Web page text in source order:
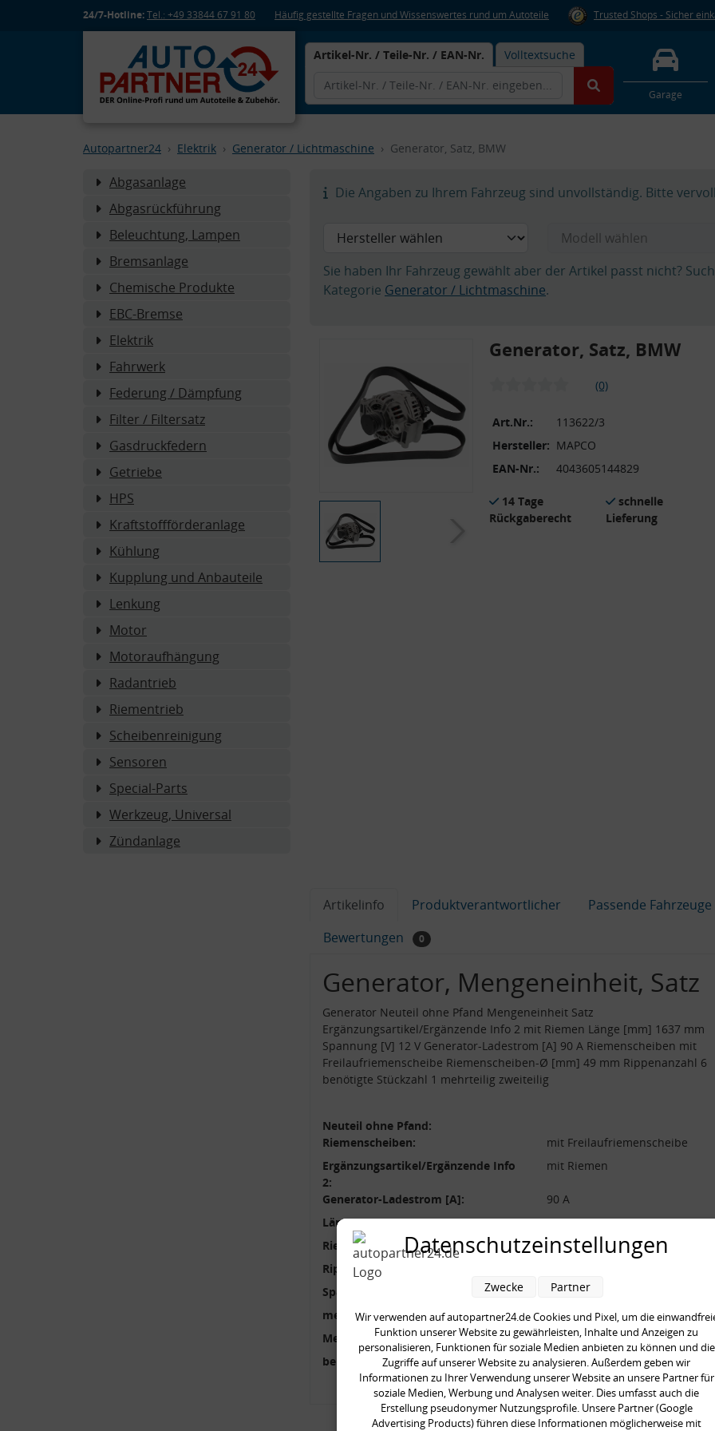
24/7-Hotline:Tel.: +49 33844 67 91 80 Häufig gestellte Fragen und Wissenswertes rund um Autoteile Trusted Shops - Sicher
Artikel-Nr. / Teile-Nr. / EAN-Nr. Volltextsuche
Garage
Autopartner24 Elektrik Generator / Lichtmaschine Generator, Satz, BMW
Abgasanlage
Abgasrückführung
Beleuchtung, Lampen
Bremsanlage
Chemische Produkte
EBC-Bremse
Elektrik
Fahrwerk
Federung / Dämpfung
Filter / Filtersatz
Gasdruckfedern
Getriebe
HPS
Kraftstoffförderanlage
Kühlung
Kupplung und Anbauteile
Lenkung
Motor
Motoraufhängung
Radantrieb
Riementrieb
Scheibenreinigung
Sensoren
Special-Parts
Werkzeug, Universal
Zündanlage
Die Angaben zu Ihrem Fahrzeug sind unvollständig. Bitte
Sie haben Ihr Fahrzeug gewählt aber der Artikel passt nicht?
Kategorie Generator / Lichtmaschine.
Generator, Satz, BMW
(0)
Art.Nr.:
113622/3
Hersteller: MAPCO
EAN-Nr.:
4043605144829
14 Tage
Rückgaberecht
schnelle
Lieferung
Artikelinfo Produktverantwortlicher
Passende Fahrzeuge
Bewertungen
0
Generator, Mengeneinheit, Satz
Generator Neuteil ohne Pfand Mengeneinheit Satz
Ergänzungsartikel/Ergänzende Info 2 mit Riemen Länge [mm] 1637 mm
Spannung [V] 12 V Generator-Ladestrom [A] 90 A Riemenscheiben mit
Freilaufriemenscheibe Riemenscheiben-Ø [mm] 49 mm Rippenanzahl 6
benötigte Stückzahl 1 mehrteilig zweiteilig
Neuteil ohne Pfand:
Riemenscheiben:
mit Freilaufriemenscheibe
Ergänzungsartikel/Ergänzende Info
2:
mit Riemen
Generator-Ladestrom [A]:
90 A
Länge [mm]:
1637 mm
Riemenscheiben-Ø [mm]:
49 mm
Rippenanzahl:
Spannung [V]:
12 V
mehrteilig:
zweiteilig
Mengeneinheit:
Satz
benötigte Stückzahl:
1
Datenschutzeinstellungen
Wir verwenden auf autopartner24.de Cookies und Pixel, um die
Funktion unserer Website zu gewährleisten, Inhalte und Anzeigen zu
personalisieren, Funktionen für soziale Medien anbieten zu können und die
Zugriffe auf unserer Website zu analysieren. Außerdem geben wir
Informationen zu Ihrer Verwendung unserer Website an unsere Partner für
soziale Medien, Werbung und Analysen weiter. Dies umfasst auch die
Erstellung pseudonymer Nutzungsprofile. Unsere Partner (Google
Advertising Products) führen diese Informationen möglicherweise mit
Zwecke Partner